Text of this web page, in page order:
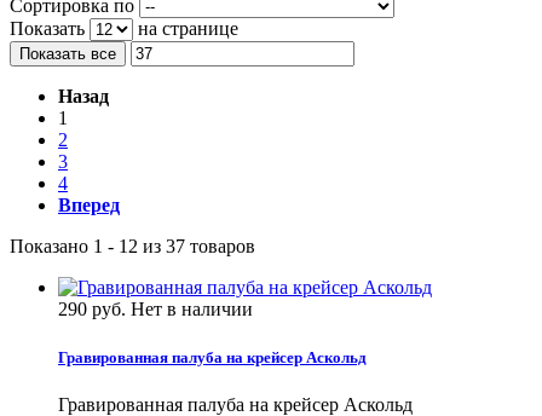
Сортировка по
Показать
на странице
Показать все
Назад
1
2
3
4
Вперед
Показано 1 - 12 из 37 товаров
290 руб. Нет в наличии
Гравированная палуба на крейсер Аскольд
Гравированная палуба на крейсер Аскольд